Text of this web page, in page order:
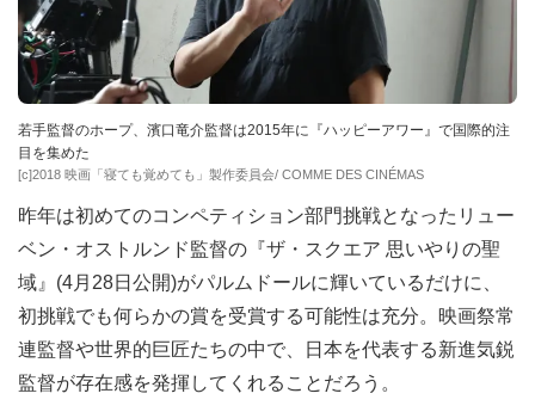
若手監督のホープ、濱口竜介監督は2015年に『ハッピーアワー』で国際的注
目を集めた
[c]2018 映画「寝ても覚めても」製作委員会/ COMME DES CINÉMAS
昨年は初めてのコンペティション部門挑戦となったリュー
ベン・オストルンド監督の『ザ・スクエア 思いやりの聖
域』(4月28日公開)がパルムドールに輝いているだけに、
初挑戦でも何らかの賞を受賞する可能性は充分。映画祭常
連監督や世界的巨匠たちの中で、日本を代表する新進気鋭
監督が存在感を発揮してくれることだろう。